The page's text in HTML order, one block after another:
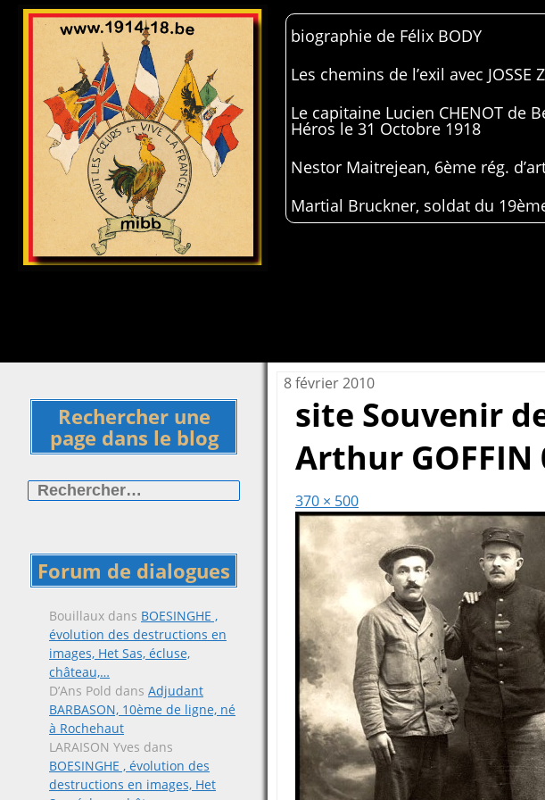
biographie de Félix BODY
Les chemins de l’exil avec
Le capitaine Lucien CHENOT de
Héros le 31 Octobre 1918
Nestor Maitrejean, 6ème rég.
Martial Bruckner, soldat du
Rechercher une
page dans le blog
Forum de dialogues
Bouillaux dans BOESINGHE ,
évolution des destructions en
images, Het Sas, écluse,
château,…
D’Ans Pold dans Adjudant
BARBASON, 10ème de ligne, né
à Rochehaut
LARAISON Yves dans
BOESINGHE , évolution des
destructions en images, Het
8 février 2010
site Souvenir
Arthur GOFFIN
370 × 500